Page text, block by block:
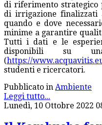
di riferimento strategico
di irrigazione
quando e dove
minime a garantire
Tutti i dati e le
disponibili su
(https://
studenti e ricercatori.
Pubblicato in Ambiente
Leggi tutto...
Lunedì, 10 Ottobre 2022